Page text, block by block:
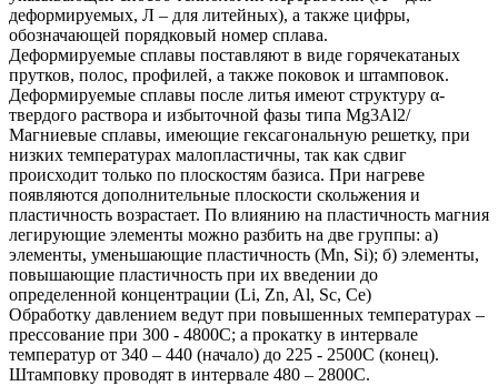
деформируемых, Л – для литейных), а также цифры,
обозначающей порядковый номер сплава.
Деформируемые сплавы поставляют в виде горячекатаных
прутков, полос, профилей, а также поковок и штамповок.
Деформируемые сплавы после литья имеют структуру α-
твердого раствора и избыточной фазы типа Mg3Al2/
Магниевые сплавы, имеющие гексагональную решетку, при
низких температурах малопластичны, так как сдвиг
происходит только по плоскостям базиса. При нагреве
появляются дополнительные плоскости скольжения и
пластичность возрастает. По влиянию на пластичность магния
легирующие элементы можно разбить на две группы: а)
элементы, уменьшающие пластичность (Mn, Si); б) элементы,
повышающие пластичность при их введении до
определенной концентрации (Li, Zn, Al, Sc, Ce)
Обработку давлением ведут при повышенных температурах –
прессование при 300 - 4800С; а прокатку в интервале
температур от 340 – 440 (начало) до 225 - 2500С (конец).
Штамповку проводят в интервале 480 – 2800С.